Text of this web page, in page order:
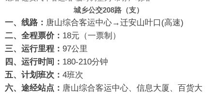
城乡公交208路（支）
一、线路： 唐山综合客运中心→迁安山叶口(高速)
二、全程票价： 18元（一票制）
三、运行里程： 97公里
四、运行时间： 180-210分钟
五、计划班次： 4班次
六、途经站点： 唐山综合客运中心、信息大厦、百货大